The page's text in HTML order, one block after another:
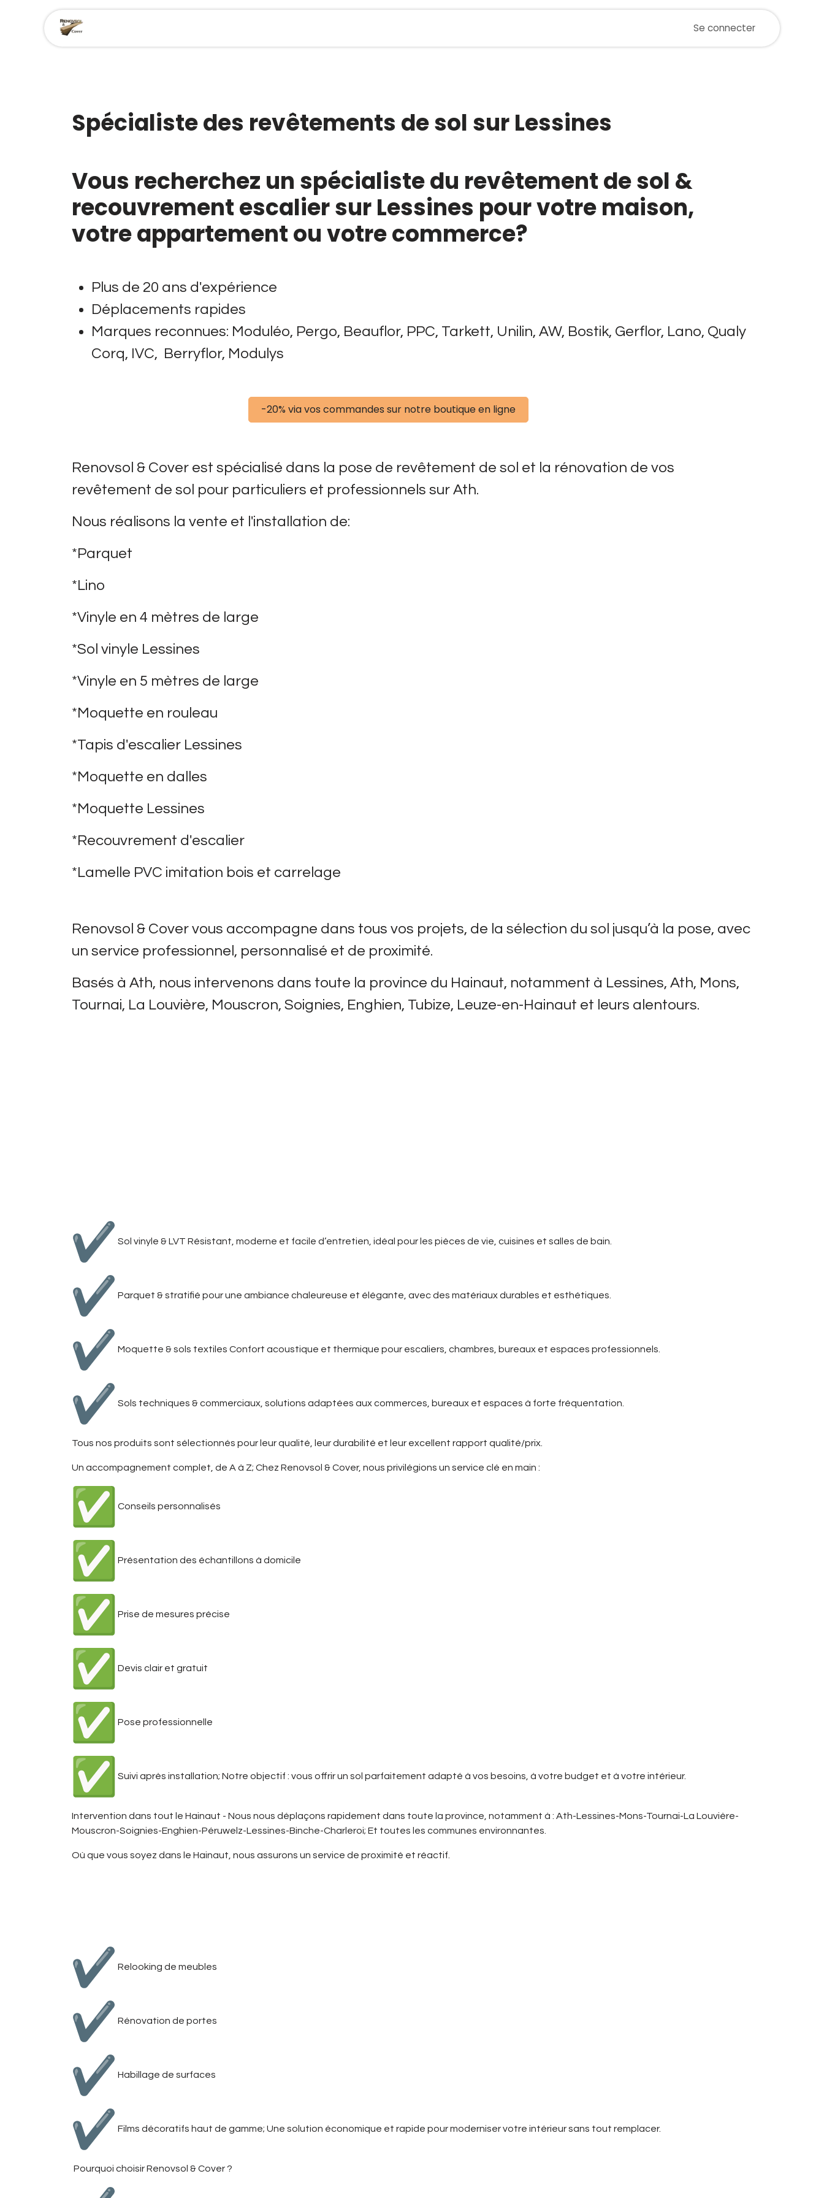
Se rendre au contenu
Postes Événements
Se connecter
Spécialiste des revêtements de sol sur Lessines
Vous recherchez un spécialiste du revêtement de sol &
recouvrement escalier sur Lessines pour votre maison,
votre appartement ou votre commerce?
Plus de 20 ans d'expérience
Déplacements rapides
Marques reconnues: Moduléo, Pergo, Beauflor, PPC, Tarkett, Unilin, AW, Bostik, Gerflor, Lano, Qualy
Corq, IVC, Berryflor, Modulys
-20% via vos commandes sur notre boutique en ligne
Renovsol & Cover est spécialisé dans la pose de revêtement de sol et la rénovation de vos
revêtement de sol pour particuliers et professionnels sur Ath.
Nous réalisons la vente et l'installation de:
*Parquet
*Lino
*Vinyle en 4 mètres de large
*Sol vinyle Lessines
*Vinyle en 5 mètres de large
*Moquette en rouleau
*Tapis d'escalier Lessines
*Moquette en dalles
*Moquette Lessines
*Recouvrement d'escalier
*Lamelle PVC imitation bois et carrelage
Renovsol & Cover vous accompagne dans tous vos projets, de la sélection du sol jusqu’à la pose, avec
un service professionnel, personnalisé et de proximité.
Basés à Ath, nous intervenons dans toute la province du Hainaut, notamment à Lessines, Ath, Mons,
Tournai, La Louvière, Mouscron, Soignies, Enghien, Tubize, Leuze-en-Hainaut et leurs alentours.
Sol vinyle & LVT Résistant, moderne et facile d’entretien, idéal pour les pièces de vie, cuisines et salles de bain.
Parquet & stratifié pour une ambiance chaleureuse et élégante, avec des matériaux durables et esthétiques.
Moquette & sols textiles Confort acoustique et thermique pour escaliers, chambres, bureaux et espaces professionnels.
Sols techniques & commerciaux, solutions adaptées aux commerces, bureaux et espaces à forte fréquentation.
Tous nos produits sont sélectionnés pour leur qualité, leur durabilité et leur excellent rapport qualité/prix.
Un accompagnement complet, de A à Z; Chez Renovsol & Cover, nous privilégions un service clé en main :
Conseils personnalisés
Présentation des échantillons à domicile
Prise de mesures précise
Devis clair et gratuit
Pose professionnelle
Suivi après installation; Notre objectif : vous offrir un sol parfaitement adapté à vos besoins, à votre budget et à votre intérieur.
Intervention dans tout le Hainaut - Nous nous déplaçons rapidement dans toute la province, notamment à : Ath-Lessines-Mons-Tournai-La Louvière-
Mouscron-Soignies-Enghien-Péruwelz-Lessines-Binche-Charleroi; Et toutes les communes environnantes.
Où que vous soyez dans le Hainaut, nous assurons un service de proximité et réactif.
Relooking de meubles
Rénovation de portes
Habillage de surfaces
Films décoratifs haut de gamme; Une solution économique et rapide pour moderniser votre intérieur sans tout remplacer.
Pourquoi choisir Renovsol & Cover ?